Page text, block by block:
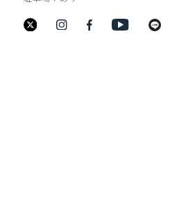
TEL：025-211-8330